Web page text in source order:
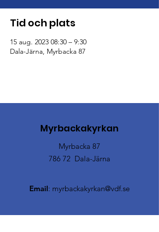
Tid och plats
15 aug. 2023 08:30 – 9:30
Dala-Järna, Myrbacka 87
Myrbackakyrkan
Myrbacka 87
786 72 Dala-Järna
Email: myrbackakyrkan@vdf.se